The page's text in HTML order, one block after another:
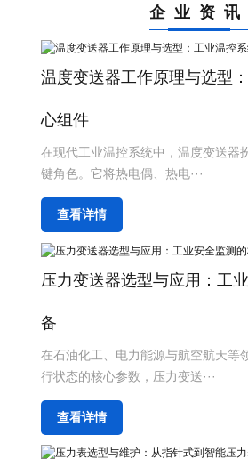
企业资讯
温度变送器工作原理与选型
心组件
在现代工业温控系统中，温度变送器
键角色。它将热电偶、热电···
查看详情
压力变送器选型与应用：工
备
在石油化工、电力能源与航空航天等
行状态的核心参数，压力变送···
查看详情